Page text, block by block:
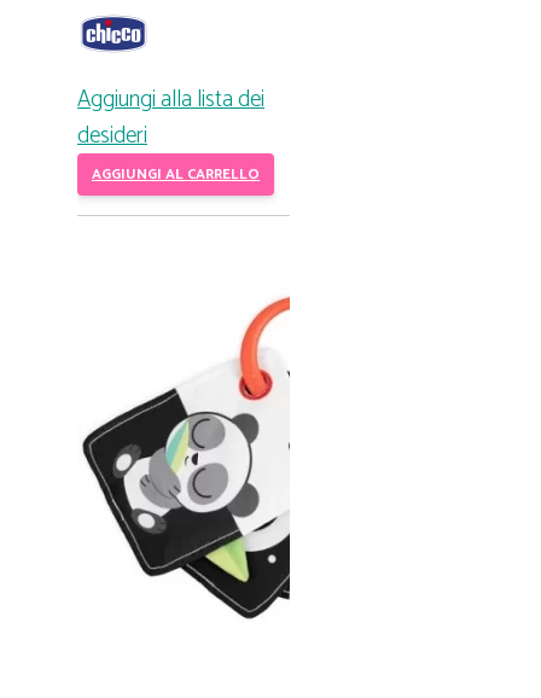
Aggiungi alla lista dei
desideri
AGGIUNGI AL CARRELLO